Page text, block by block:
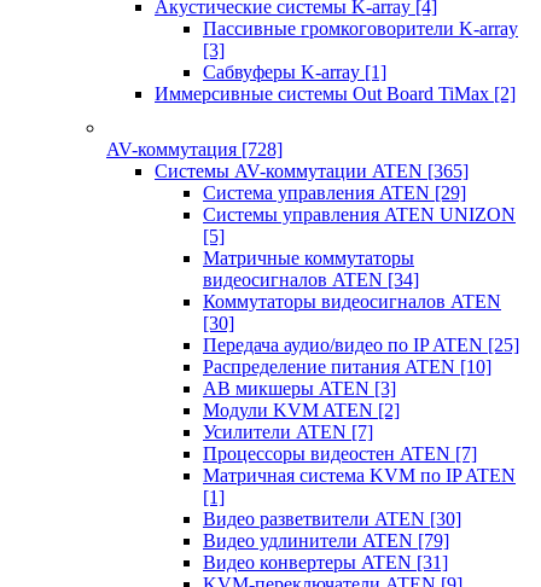
Акустические системы K-array [4]
Пассивные громкоговорители K-array
[3]
Сабвуферы K-array [1]
Иммерсивные системы Out Board TiMax [2]
AV-коммутация [728]
Системы AV-коммутации ATEN [365]
Система управления ATEN [29]
Системы управления ATEN UNIZON
[5]
Матричные коммутаторы
видеосигналов ATEN [34]
Коммутаторы видеосигналов ATEN
[30]
Передача аудио/видео по IP ATEN [25]
Распределение питания ATEN [10]
АВ микшеры ATEN [3]
Модули KVM ATEN [2]
Усилители ATEN [7]
Процессоры видеостен ATEN [7]
Матричная система KVM по IP ATEN
[1]
Видео разветвители ATEN [30]
Видео удлинители ATEN [79]
Видео конвертеры ATEN [31]